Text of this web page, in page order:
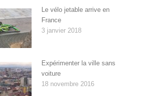
Le vélo jetable arrive en
France
3 janvier 2018
Expérimenter la ville sans
voiture
18 novembre 2016